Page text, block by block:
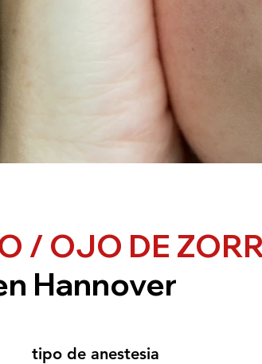
/ OJO DE
Hannover
tipo de anestesia